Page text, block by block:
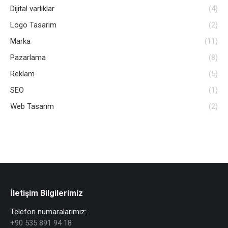
Dijital varlıklar
(4)
Logo Tasarım
(2)
Marka
(11)
Pazarlama
(8)
Reklam
(5)
SEO
(1)
Web Tasarım
(2)
İletişim Bilgilerimiz
Telefon numaralarımız:
+90 535 891 94 18